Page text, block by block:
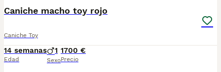
Caniche macho toy rojo
Caniche Toy
14 semanas
Edad
1
Sexo
1700 €
Precio